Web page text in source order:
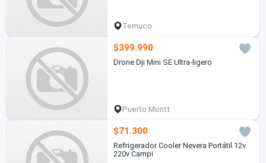
Temuco
$399.990
Drone Dji Mini SE Ultra-ligero
Puerto Montt
$71.300
Refrigerador Cooler Nevera Portátil 12v
220v Campi